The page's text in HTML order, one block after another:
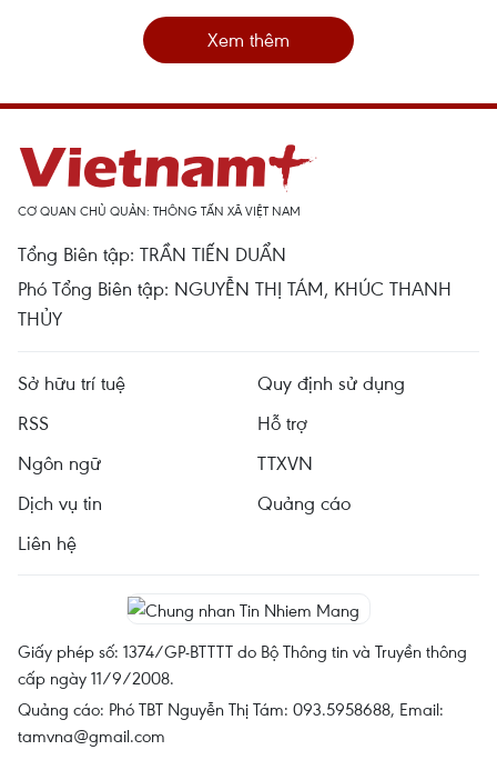
Xem thêm
CƠ QUAN CHỦ QUẢN: THÔNG TẤN XÃ VIỆT NAM
Tổng Biên tập: TRẦN TIẾN DUẨN
Phó Tổng Biên tập: NGUYỄN THỊ TÁM, KHÚC THANH
THỦY
Sở hữu trí tuệ
Quy định sử dụng
RSS
Hỗ trợ
Ngôn ngữ
TTXVN
Dịch vụ tin
Quảng cáo
Liên hệ
Giấy phép số: 1374/GP-BTTTT do Bộ Thông tin và Truyền thông
cấp ngày 11/9/2008.
Quảng cáo: Phó TBT Nguyễn Thị Tám: 093.5958688, Email:
tamvna@gmail.com